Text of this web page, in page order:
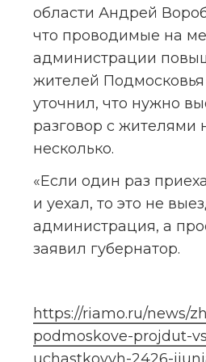
области Андрей
что проводимые на
администрации
жителей
уточнил, что нужно
разговор с жителями
несколько.
«Если один раз
и уехал, то это не
администрация, а
заявил губернатор.
https://riamo.ru/news/
podmoskove-projdut-